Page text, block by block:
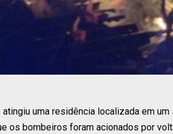
uma residência localizada em
os bombeiros foram acionados por